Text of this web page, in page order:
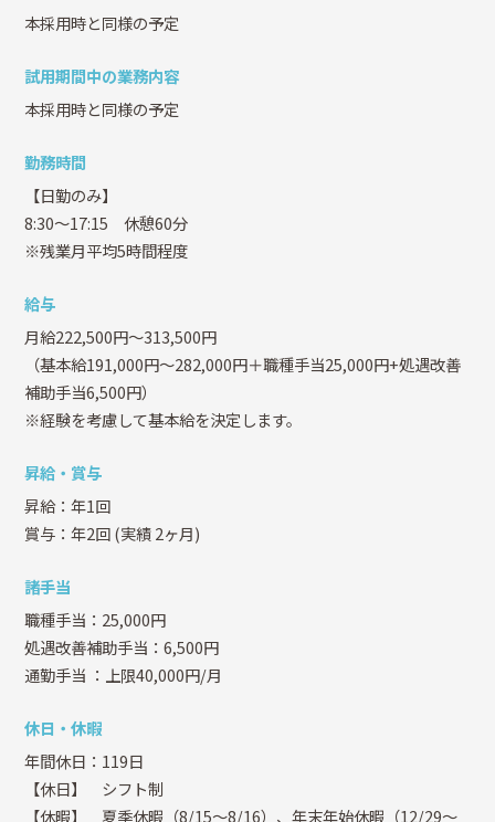
本採用時と同様の予定
試用期間中の業務内容
本採用時と同様の予定
勤務時間
【日勤のみ】
8:30～17:15 休憩60分
※残業月平均5時間程度
給与
月給222,500円～313,500円
（基本給191,000円～282,000円＋職種手当25,000円+処遇改善
補助手当6,500円）
※経験を考慮して基本給を決定します。
昇給・賞与
昇給：年1回
賞与：年2回(実績 2ヶ月)
諸手当
職種手当：25,000円
処遇改善補助手当：6,500円
通勤手当 ：上限40,000円/月
休日・休暇
年間休日：119日
【休日】 シフト制
【休暇】 夏季休暇（8/15～8/16）、年末年始休暇（12/29～